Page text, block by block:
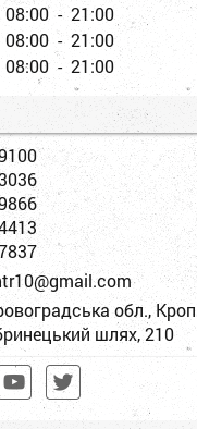
08:00 - 21:00
08:00 - 21:00
08:00 - 21:00
tr10@gmail.com
обл.,
шлях, 210